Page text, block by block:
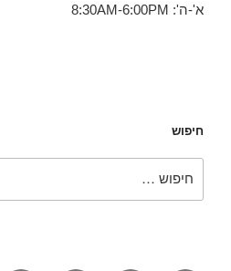
א'-ה': 8:30AM-6:00PM
חיפוש